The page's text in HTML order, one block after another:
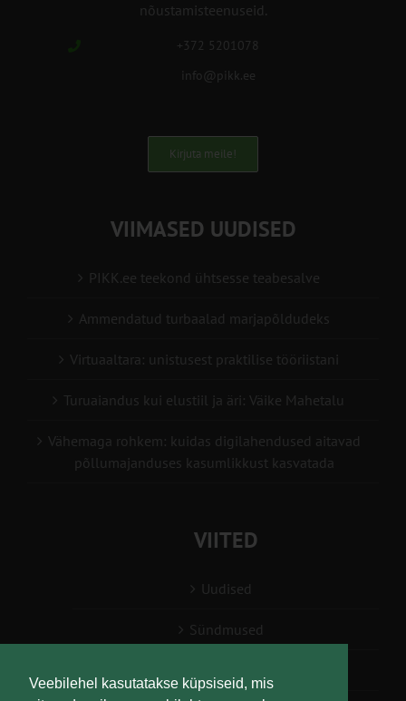
Veebilehel kasutatakse küpsiseid, mis
nõustamisteenuseid.
+372 5201078
info@pikk.ee
Kirjuta meile!
VIIMASED UUDISED
PIKK.ee teekond ühtsesse teabesalve
Ammendatud turbaalad marjapõldudeks
Virtuaaltara: unistusest praktilise tööriistani
Turuaiandus kui elustiil ja äri: Väike Mahetalu
Vähemaga rohkem: kuidas digilahendused aitavad
põllumajanduses kasumlikkust kasvatada
VIITED
Uudised
Sündmused